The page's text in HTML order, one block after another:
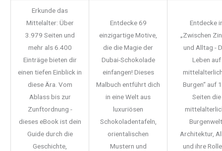
Erkunde das
Mittelalter: Über
3.979 Seiten und
mehr als 6.400
Einträge bieten dir
einen tiefen Einblick in
diese Ära. Vom
Ablass bis zur
Zunftordnung -
dieses eBook ist dein
Guide durch die
Geschichte,
Entdecke 69
einzigartige Motive,
die die Magie der
Dubai-Schokolade
einfangen! Dieses
Malbuch entführt dich
in eine Welt aus
luxuriösen
Schokoladentafeln,
orientalischen
Mustern und
Entdecke
„Zwischen
und Alltag -
Leben auf
Burgen“ auf
Seiten die
Architektur,
und ihre